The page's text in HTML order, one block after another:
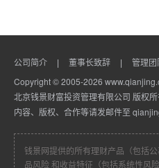
公司简介 董事长致辞 管理团
Copyright © 2005-2026
北京钱景财富投资管理有限公司 版权
内容、版权、合作等请发邮件至
钱景网提供的所有理财产品（包括
品风险 和收益特征（包括系统性风